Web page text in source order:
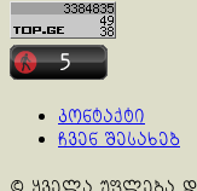
კონტაქტი
ჩვენ შესახებ